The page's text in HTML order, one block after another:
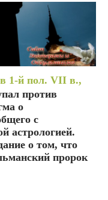
1-й пол. VII в.,
против
о
с
астрологией.
о том, что
пророк